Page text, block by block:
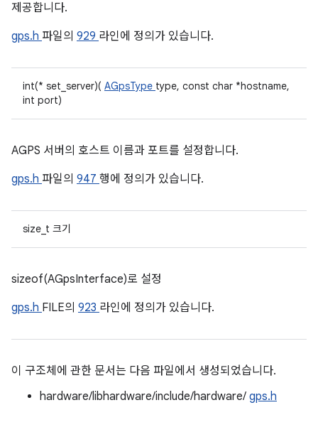
제공합니다.
gps.h 파일의 929 라인에 정의가 있습니다.
int(* set_server)( AGpsType type, const char *hostname,
int port)
AGPS 서버의 호스트 이름과 포트를 설정합니다.
gps.h 파일의 947 행에 정의가 있습니다.
size_t 크기
sizeof(AGpsInterface)로 설정
gps.h FILE의 923 라인에 정의가 있습니다.
이 구조체에 관한 문서는 다음 파일에서 생성되었습니다.
hardware/libhardware/include/hardware/ gps.h